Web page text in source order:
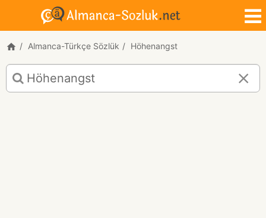
Almanca-Türkçe Sözlük Höhenangst
Höhenangst
için
Almanca-